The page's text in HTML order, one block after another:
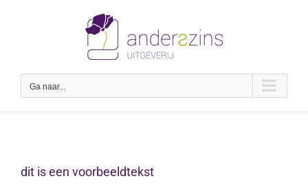
Ga naar...
dit is een voorbeeldtekst